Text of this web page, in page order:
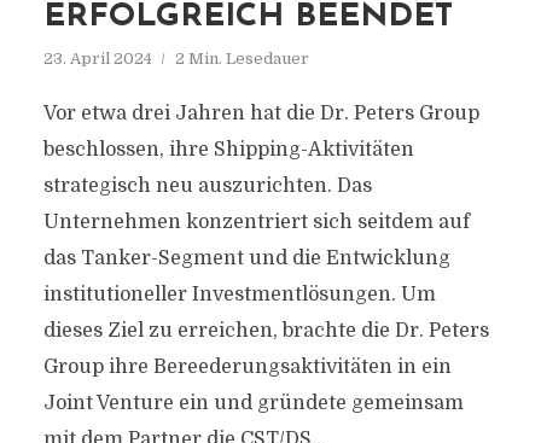
ERFOLGREICH BEENDET
23. April 2024 2 Min. Lesedauer
Vor etwa drei Jahren hat die Dr. Peters Group
beschlossen, ihre Shipping-Aktivitäten
strategisch neu auszurichten. Das
Unternehmen konzentriert sich seitdem auf
das Tanker-Segment und die Entwicklung
institutioneller Investmentlösungen. Um
dieses Ziel zu erreichen, brachte die Dr. Peters
Group ihre Bereederungsaktivitäten in ein
Joint Venture ein und gründete gemeinsam